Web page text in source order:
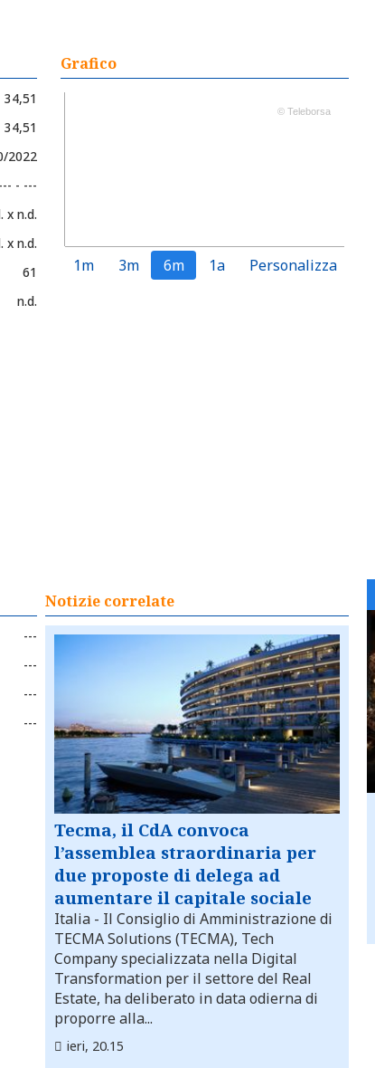
34,51
2022
- ---
x n.d.
x n.d.
61
n.d.
Grafico
© Teleborsa
1m 3m 6m 1a Personalizza
---
---
---
---
Notizie correlate
Tecma, il CdA convoca
l’assemblea straordinaria per
due proposte di delega ad
aumentare il capitale sociale
Italia - Il Consiglio di Amministrazione di
TECMA Solutions (TECMA), Tech
Company specializzata nella Digital
Transformation per il settore del Real
Estate, ha deliberato in data odierna di
proporre alla...
ieri, 20.15